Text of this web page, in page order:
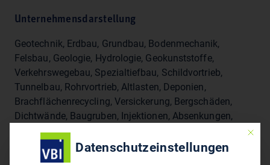
Unternehmensdarstellung
Geotechnik, Erdbau, Grundbau, Bodenmechanik,
Felsbau, Geologie, Hydrologie, Geokunststoffe,
Verkehrswegebau, Spezialtiefbau, Schildvortrieb,
Tunnelbau, Rohrvortrieb, Altlasten, Deponien,
Brachflächenrecycling, Versickerung, Bergschäden,
Dichtwände, Baugruben, Injektionen, Absenkungen,
Messverfahren, Fachbauleitung, Dränung,
Oberflächennahe Geothermie
Mit
Datenschutzeinstellungen